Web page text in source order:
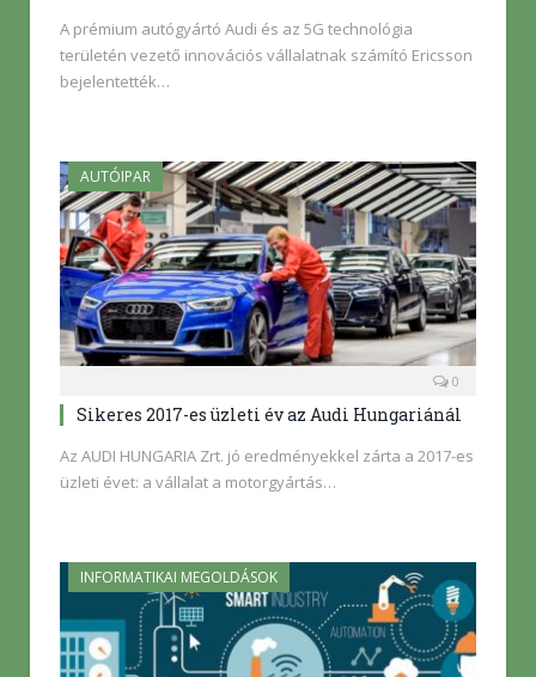
A prémium autógyártó Audi és az 5G technológia
területén vezető innovációs vállalatnak számító Ericsson
bejelentették…
AUTÓIPAR
0
Sikeres 2017-es üzleti év az Audi Hungariánál
Az AUDI HUNGARIA Zrt. jó eredményekkel zárta a 2017-es
üzleti évet: a vállalat a motorgyártás…
INFORMATIKAI MEGOLDÁSOK